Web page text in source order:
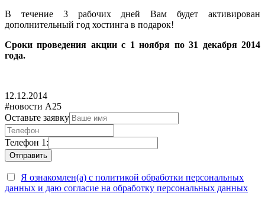
В течение 3 рабочих дней Вам будет активирован
дополнительный год хостинга в подарок!
Сроки проведения акции с 1 ноября по 31 декабря 2014
года.
12.12.2014
#новости А25
Оставьте заявку
Телефон 1:
Я ознакомлен(а) с политикой обработки персональных
данных и даю согласие на обработку персональных данных